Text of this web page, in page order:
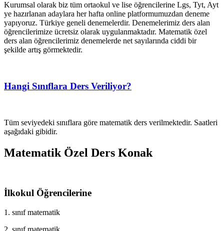
Kurumsal olarak biz tüm ortaokul ve lise öğrencilerine Lgs, Tyt, Ayt
ye hazırlanan adaylara her hafta online platformumuzdan deneme
yapıyoruz. Türkiye geneli denemelerdir. Denemelerimiz ders alan
öğrencilerimize ücretsiz olarak uygulanmaktadır. Matematik özel
ders alan öğrencilerimiz denemelerde net sayılarında ciddi bir
şekilde artış görmektedir.
Hangi Sınıflara Ders Veriliyor?
Tüm seviyedeki sınıflara göre matematik ders verilmektedir. Saatleri
aşağıdaki gibidir.
Matematik Özel Ders Konak
İlkokul Öğrencilerine
1. sınıf matematik
2. sınıf matematik